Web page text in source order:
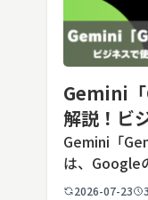
Gemini「
解説！ビ
AIの設定
Gemini「
は、Google
用途に合わ
2026-07-23